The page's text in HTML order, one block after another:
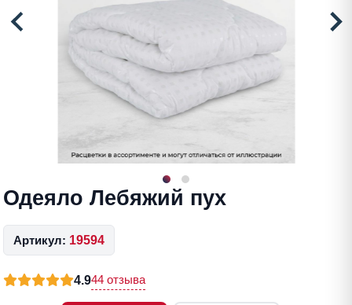
Одеяло Лебяжий пух
Артикул: 19594
4.944 отзыва